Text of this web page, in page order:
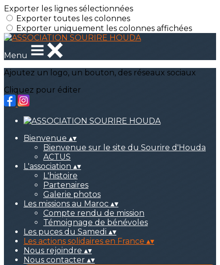
Exporter les lignes sélectionnées
Exporter toutes les colonnes
Exporter uniquement les colonnes affichées
Menu
Ajoutez un logo, un bouton, des réseaux sociaux
Cliquez pour éditer
Bienvenue ▴▾
Bienvenue sur le site du Sourire d'Houda
ACTUS
L'association ▴▾
L'histoire
Partenaires
Galerie photos
Les missions au Maroc ▴▾
Compte rendu de mission
Témoignage de bénévoles
Les puces du Samedi ▴▾
Les actions solidaires en France ▴▾
Nous rejoindre ▴▾
Nous contacter ▴▾